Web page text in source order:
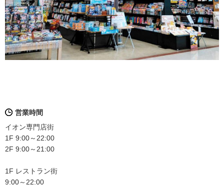
営業時間
イオン専門店街
1F 9:00～22:00
2F 9:00～21:00
1F レストラン街
9:00～22:00